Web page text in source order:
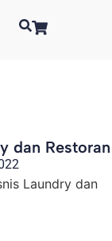
dan Restoran